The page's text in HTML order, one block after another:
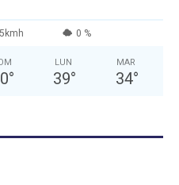
0 %
°
LUN
39°
MAR
34°